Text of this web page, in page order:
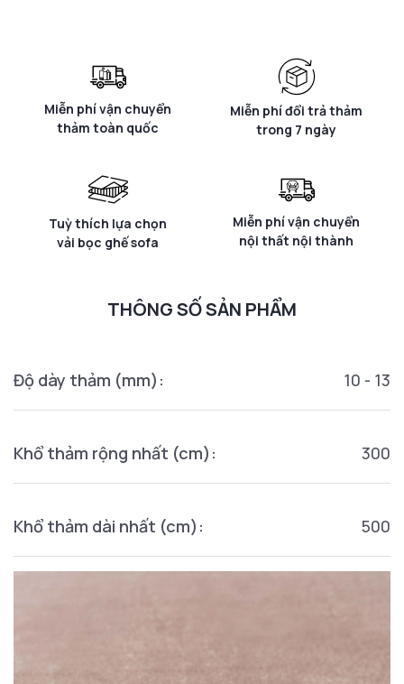
Miễn phí vận chuyển
thảm toàn quốc
Miễn phí đổi trả thảm
trong 7 ngày
Tuỳ thích lựa chọn
vải bọc ghế sofa
Miễn phí vận chuyển
nội thất nội thành
THÔNG SỐ SẢN PHẨM
Độ dày thảm (mm): 10 - 13
Khổ thảm rộng nhất (cm): 300
Khổ thảm dài nhất (cm): 500